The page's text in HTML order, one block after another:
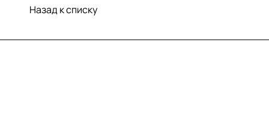
Назад к списку